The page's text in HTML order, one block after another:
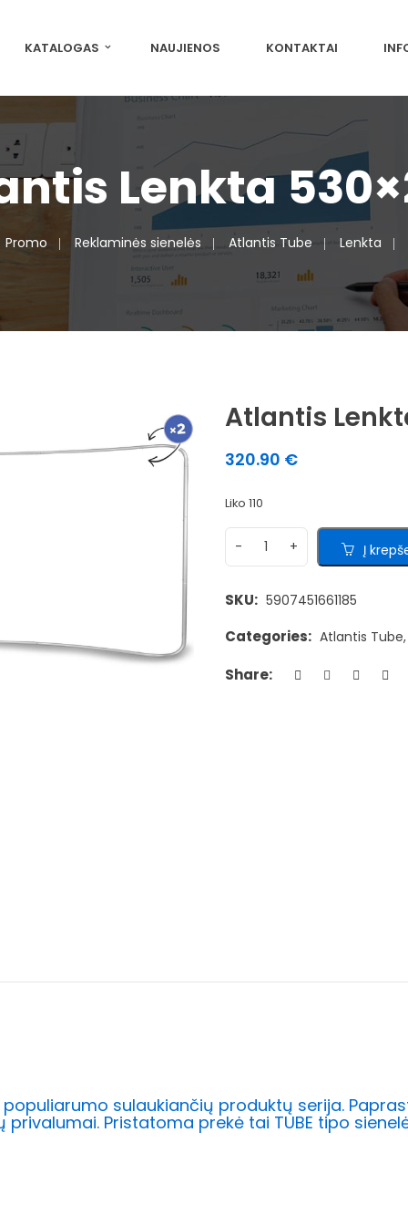
KATALOGAS NAUJIENOS KONTAKTAI
Lenkta
Promo Reklaminės sienelės Atlantis Tube Lenkta
Atlantis
320.90 €
Liko 110
Į
SKU: 5907451661185
Categories: Atlantis Tube
Share:
sulaukiančių produktų serija.
Pristatoma prekė tai TUBE tipo